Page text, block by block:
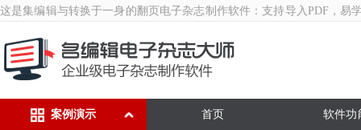
这是集编辑与转换于一身的翻页 电子杂志制作软件 ：支持导入PDF，易
首页
案例演示 软件功